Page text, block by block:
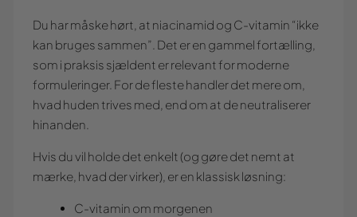
Du har måske hørt, at niacinamid og C-vitamin “ikke
kan bruges sammen”. Det er en gammel fortælling,
som i praksis sjældent er relevant for moderne
formuleringer. For de fleste handler det mere om,
hvad huden trives med, end om at de neutraliserer
hinanden.
Hvis du vil holde det enkelt (og gøre det nemt at
mærke, hvad der virker), er en klassisk løsning:
C-vitamin om morgenen